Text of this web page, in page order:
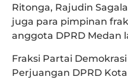
Ritonga, Rajudin
juga para pimpinan
anggota DPRD Medan
Fraksi Partai
Perjuangan DPRD